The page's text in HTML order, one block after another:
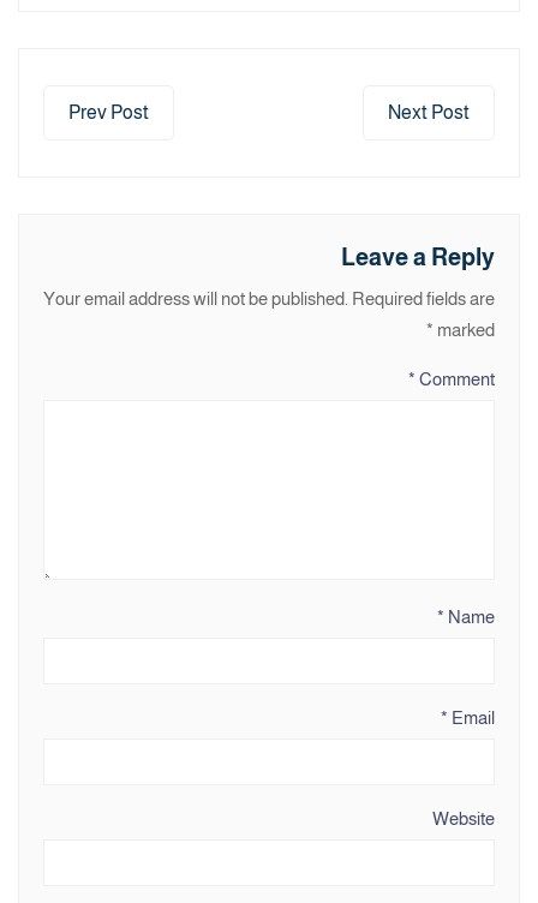
Prev Post Next Post
Leave a Reply
Your email address will not be published. Required fields are
marked
*
Comment
*
Name
*
Email
*
Website